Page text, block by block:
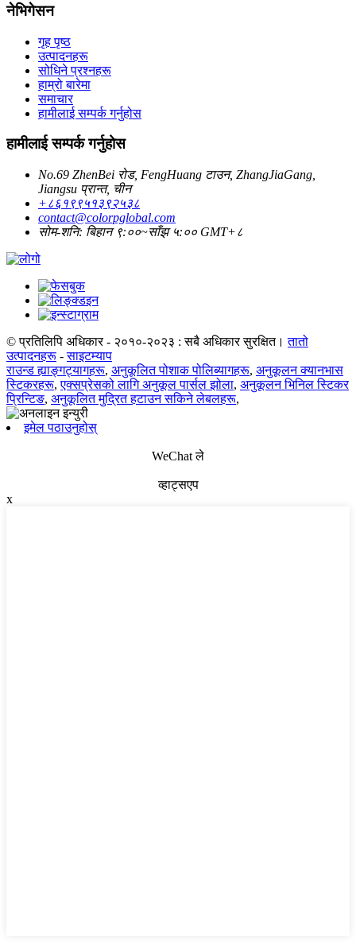
नेभिगेसन
गृह पृष्ठ
उत्पादनहरू
सोधिने प्रश्नहरू
हाम्रो बारेमा
समाचार
हामीलाई सम्पर्क गर्नुहोस
हामीलाई सम्पर्क गर्नुहोस
No.69 ZhenBei रोड, FengHuang टाउन, ZhangJiaGang,
Jiangsu प्रान्त, चीन
+८६१९९५१३९२५३८
contact@colorpglobal.com
सोम-शनि: बिहान ९:००~साँझ ५:०० GMT+८
© प्रतिलिपि अधिकार - २०१०-२०२३ : सबै अधिकार सुरक्षित। तातो
उत्पादनहरू -साइटम्याप
राउन्ड ह्याङ्गट्यागहरू, अनुकूलित पोशाक पोलिब्यागहरू, अनुकूलन क्यानभास
स्टिकरहरू,एक्सप्रेसको लागि अनुकूल पार्सल झोला, अनुकूलन भिनिल स्टिकर
प्रिन्टिङ, अनुकूलित मुद्रित हटाउन सकिने लेबलहरू,
इमेल पठाउनुहोस्
WeChat ले
व्हाट्सएप
x